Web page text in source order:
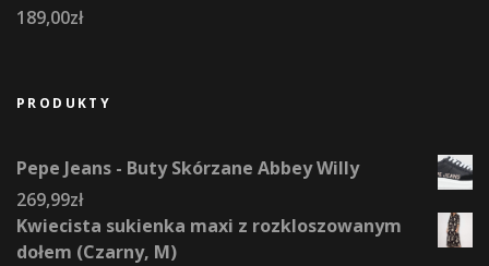
189,00zł
PRODUKTY
Pepe Jeans - Buty Skórzane Abbey Willy
269,99zł
Kwiecista sukienka maxi z rozkloszowanym
dołem (Czarny, M)